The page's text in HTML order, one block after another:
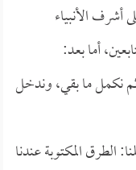
أشرف الأنبياء
أما بعد:
نكمل ما بقي، وندخل
الطرق المكتوبة عندنا